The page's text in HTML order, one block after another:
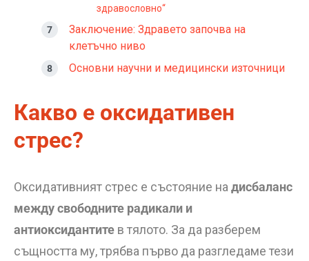
здравословно“
Заключение: Здравето започва на
клетъчно ниво
Основни научни и медицински източници
Какво е оксидативен
стрес?
Оксидативният стрес е състояние на дисбаланс
между свободните радикали и
антиоксидантите в тялото. За да разберем
същността му, трябва първо да разгледаме тези